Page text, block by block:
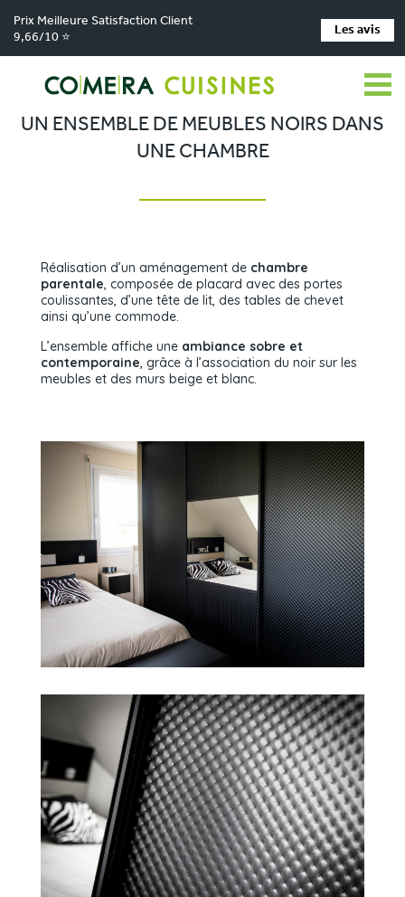
Prix Meilleure Satisfaction Client
9,66/10 ⭐
Les avis
Comera Cuisines > Un ensemble de meubles noirs dans une chambre
UN ENSEMBLE DE MEUBLES NOIRS DANS
UNE CHAMBRE
Réalisation d’un aménagement de chambre
parentale, composée de placard avec des portes
coulissantes, d’une tête de lit, des tables de chevet
ainsi qu’une commode.
L’ensemble affiche une ambiance sobre et
contemporaine, grâce à l’association du noir sur les
meubles et des murs beige et blanc.